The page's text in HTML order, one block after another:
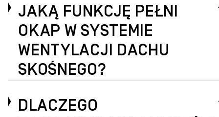
JAKĄ FUNKCJĘ PEŁNI
OKAP W SYSTEMIE
WENTYLACJI DACHU
SKOŚNEGO?
DLACZEGO